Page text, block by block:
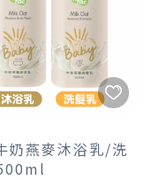
奶燕麥沐浴乳/洗